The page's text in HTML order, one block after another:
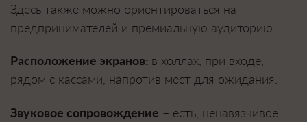
Здесь также можно ориентироваться на
предпринимателей и премиальную аудиторию.
Расположение экранов: в холлах, при входе,
рядом с кассами, напротив мест для ожидания.
Звуковое сопровождение – есть, ненавязчивое.